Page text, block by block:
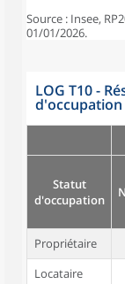
Source : Insee,
01/01/2026.
LOG T10 -
d'occupation
Statut
d'occupation
Propriétaire
Locataire